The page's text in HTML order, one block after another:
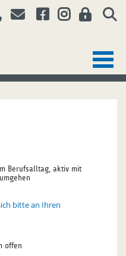
Berufsalltag, aktiv mit
bitte an Ihren
offen